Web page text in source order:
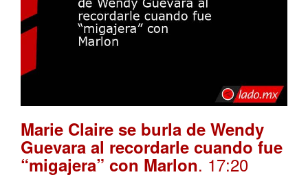
Marie Claire se burla de Wendy
Guevara al recordarle cuando fue
“migajera” con Marlon. 17:20